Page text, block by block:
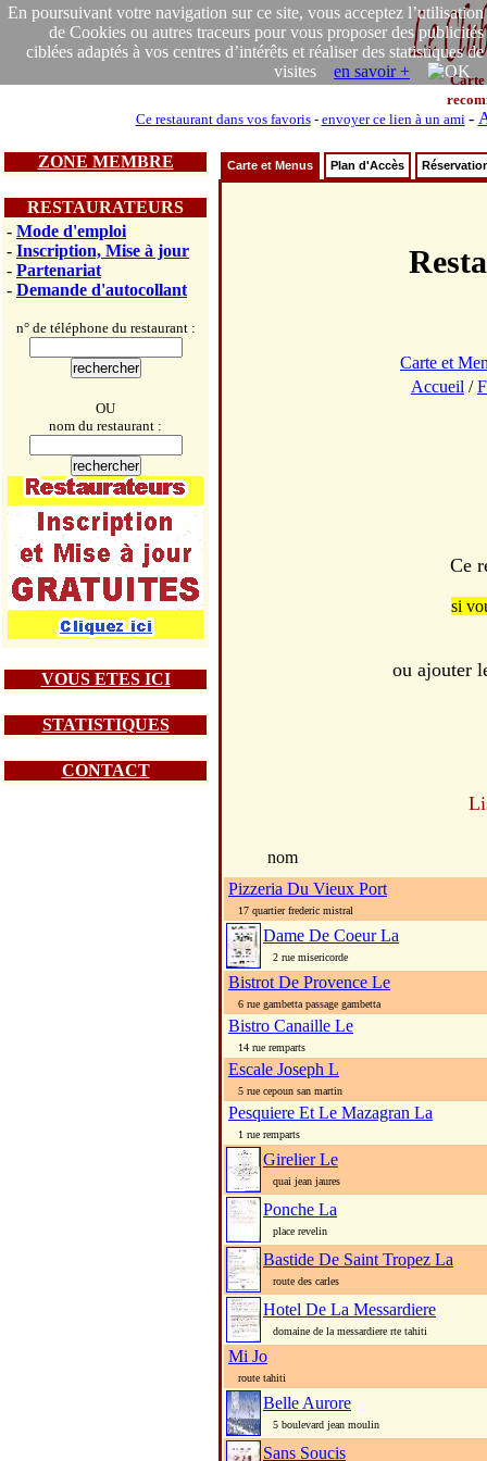
En poursuivant votre navigation sur ce site, vous acceptez l’utilisation
de Cookies ou autres traceurs pour vous proposer des publicités
ciblées adaptés à vos centres d’intérêts et réaliser des statistiques de
visites en savoir +
Carte
Ce restaurant dans vos favoris- envoyer ce lien à un ami -
ZONE MEMBRE
RESTAURATEURS
- Mode d'emploi
- Inscription, Mise à jour
- Partenariat
- Demande d'autocollant
n° de téléphone du restaurant :
OU
nom du restaurant :
VOUS ETES ICI
STATISTIQUES
CONTACT
Carte et Menus Plan d'Accès
Carte et
Accueil /
Ce
si
ou ajouter
nom
Pizzeria Du Vieux Port
17 quartier frederic mistral
Dame De Coeur La
2 rue misericorde
Bistrot De Provence Le
6 rue gambetta passage gambetta
Bistro Canaille Le
14 rue remparts
Escale Joseph L
5 rue cepoun san martin
Pesquiere Et Le Mazagran La
1 rue remparts
Girelier Le
quai jean jaures
Ponche La
place revelin
Bastide De Saint Tropez La
route des carles
Hotel De La Messardiere
domaine de la messardiere rte tahiti
Mi Jo
route tahiti
Belle Aurore
5 boulevard jean moulin
Sans Soucis